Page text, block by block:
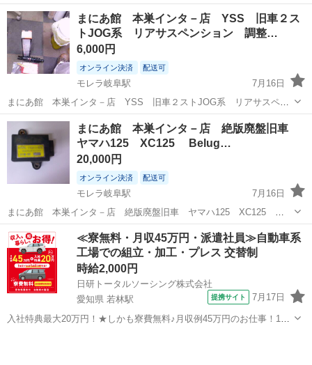
可 レｰサ－です 未整備 入庫状態未整備 キック 圧縮ＯＫ 不
動 有料になりますが、納車整備も対応できます お好きな方、お探し
の方どうぞ 他にもミ...
岐阜 本巣市 モレラ岐阜駅 ヤマハ モトクロス
まにあ館 本巣インタ－店 YSS 旧車２ス
トJOG系 リアサスペンション 調整…
6,000円
オンライン決済 配送可
モレラ岐阜駅
7月16日
まにあ館 本巣インタ－店 YSS 旧車２ストJOG系 リアサスペン
ション 調整付き 新品 220～230 JOG アプリオなど 汎用です
当社サービス工場にて有料取り付けも予約でできます 店頭手渡し予約
制 ...
岐阜 本巣市 モレラ岐阜駅 ヤマハ
まにあ館 本巣インタ－店 絶版廃盤旧車
ヤマハ125 XC125 Belug…
20,000円
オンライン決済 配送可
モレラ岐阜駅
7月16日
まにあ館 本巣インタ－店 絶版廃盤旧車 ヤマハ125 XC125
Beluga1990-1995 ＴＩＤ11-07Ａ 画像の電装部品 IGNITION
UNIT 希少品 お探しの方にどうぞ 店頭手渡し予約制 ...
岐阜 本巣市 モレラ岐阜駅 ヤマハ 旧車
≪寮無料・月収45万円・派遣社員≫自動車系
工場での組立・加工・プレス 交替制
時給2,000円
日研トータルソーシング株式会社
愛知県 若林駅
提携サイト 7月17日
入社特典最大20万円！★しかも寮費無料♪月収例45万円のお仕事！1年